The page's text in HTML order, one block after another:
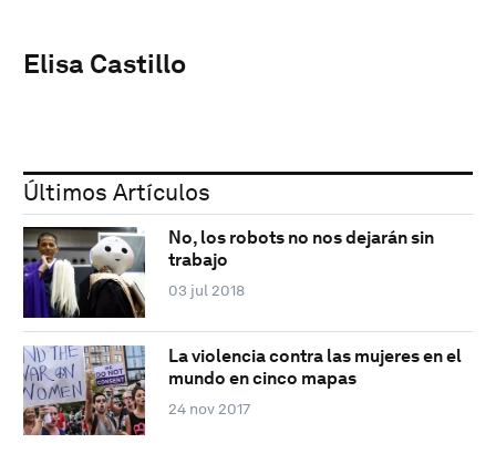
Elisa Castillo
Últimos Artículos
No, los robots no nos dejarán sin
trabajo
03 jul 2018
La violencia contra las mujeres en el
mundo en cinco mapas
24 nov 2017